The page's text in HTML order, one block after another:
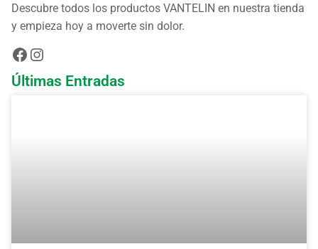
Descubre todos los productos VANTELIN en nuestra tienda
y empieza hoy a moverte sin dolor.
Últimas Entradas